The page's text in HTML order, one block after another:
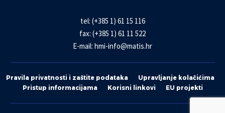
tel: (+385 1) 61 15 116
fax: (+385 1) 61 11 522
E-mail: hmi-info@matis.hr
Pravila privatnosti i zaštite podataka
Upravljanje kolačićima
Pristup informacijama
Korisni linkovi EU projekti